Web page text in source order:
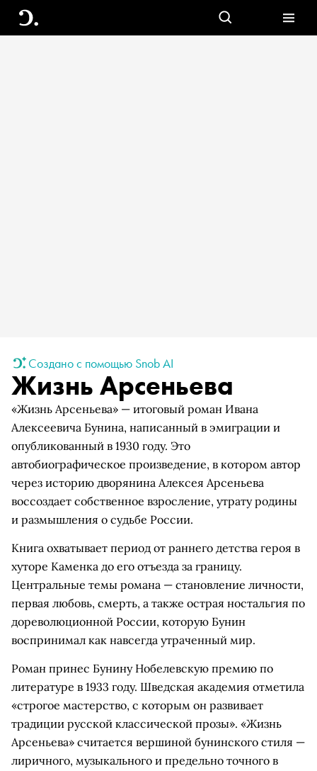
Создано с помощью Snob AI
Жизнь Арсеньева
«Жизнь Арсеньева» — итоговый роман Ивана
Алексеевича Бунина, написанный в эмиграции и
опубликованный в 1930 году. Это
автобиографическое произведение, в котором автор
через историю дворянина Алексея Арсеньева
воссоздает собственное взросление, утрату родины
и размышления о судьбе России.
Книга охватывает период от раннего детства героя в
хуторе Каменка до его отъезда за границу.
Центральные темы романа — становление личности,
первая любовь, смерть, а также острая ностальгия по
дореволюционной России, которую Бунин
воспринимал как навсегда утраченный мир.
Роман принес Бунину Нобелевскую премию по
литературе в 1933 году. Шведская академия отметила
«строгое мастерство, с которым он развивает
традиции русской классической прозы». «Жизнь
Арсеньева» считается вершиной бунинского стиля —
лиричного, музыкального и предельно точного в